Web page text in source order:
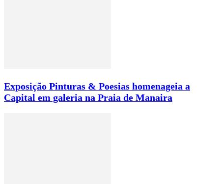
Exposição Pinturas & Poesias homenageia a
Capital em galeria na Praia de Manaira